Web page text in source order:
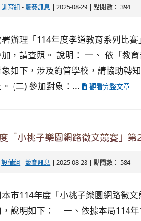
訓育組 -競賽訊息 | 2025-08-29 | 點閱數： 394
署辦理「114年度孝道教育系列比
加，請查照。 說明： 一、 依「教
如下，涉及鈞管學校，請協助轉
(二) 參加對象：...
觀看完整文章
「小桃子樂園網路徵文競賽」第
設備組 -競賽訊息 | 2025-08-28 | 點閱數： 584
市114年度「小桃子樂園網路徵
，說明如下： 一、依據本局114年